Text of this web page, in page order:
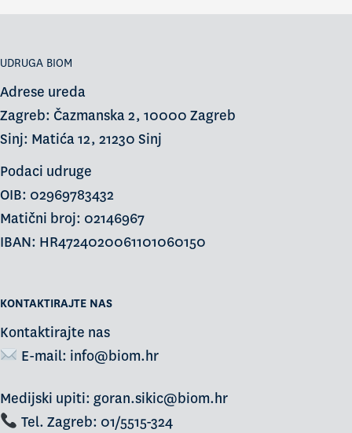
UDRUGA BIOM
Adrese ureda
Zagreb: Čazmanska 2, 10000 Zagreb
Sinj: Matića 12, 21230 Sinj
Podaci udruge
OIB: 02969783432
Matični broj: 02146967
IBAN: HR4724020061101060150
KONTAKTIRAJTE NAS
Kontaktirajte nas
E-mail: info@biom.hr
Medijski upiti: goran.sikic@biom.hr
Tel. Zagreb: 01/5515-324